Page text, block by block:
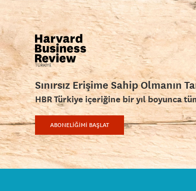
Sınırsız Erişime Sahip Olmanın
HBR Türkiye içeriğine bir yıl boyunca
ABONELİĞİMİ BAŞLAT